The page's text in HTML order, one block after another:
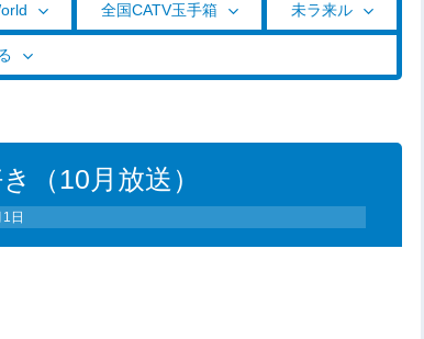
全国CATV玉手箱 未ラ来ル
（10月放送）
日